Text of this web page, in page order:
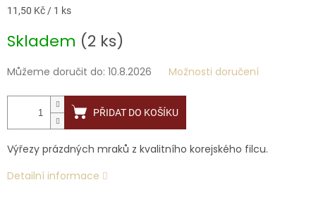
Měrná
11,50 Kč / 1 ks
Skladem (2 ks)
Můžeme doručit do: 10.8.2026 Možnosti doručení
PŘIDAT DO KOŠÍKU
Výřezy prázdných mraků z kvalitního korejského filcu.
Detailní informace